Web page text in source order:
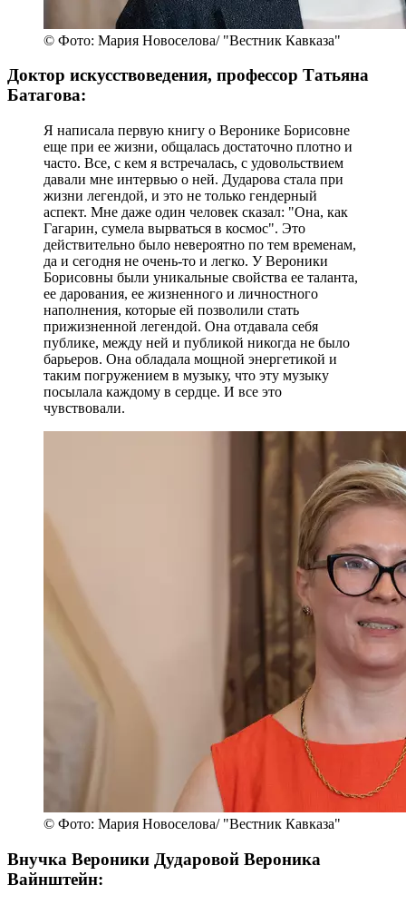
© Фото: Мария Новоселова/ "Вестник Кавказа"
Доктор искусствоведения, профессор Татьяна
Батагова:
Я написала первую книгу о Веронике Борисовне
еще при ее жизни, общалась достаточно плотно и
часто. Все, с кем я встречалась, с удовольствием
давали мне интервью о ней. Дударова стала при
жизни легендой, и это не только гендерный
аспект. Мне даже один человек сказал: "Она, как
Гагарин, сумела вырваться в космос". Это
действительно было невероятно по тем временам,
да и сегодня не очень-то и легко. У Вероники
Борисовны были уникальные свойства ее таланта,
ее дарования, ее жизненного и личностного
наполнения, которые ей позволили стать
прижизненной легендой. Она отдавала себя
публике, между ней и публикой никогда не было
барьеров. Она обладала мощной энергетикой и
таким погружением в музыку, что эту музыку
посылала каждому в сердце. И все это
чувствовали.
© Фото: Мария Новоселова/ "Вестник Кавказа"
Внучка Вероники Дударовой Вероника
Вайнштейн: